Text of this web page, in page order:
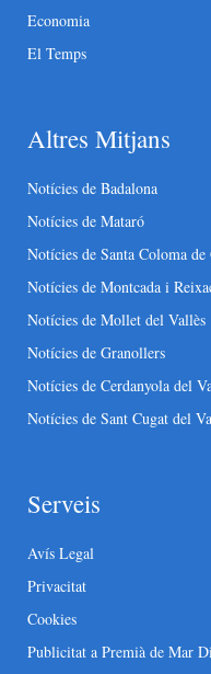
Economia
El Temps
Altres Mitjans
Notícies de Badalona
Notícies de Mataró
Notícies de Santa Coloma de
Notícies de Montcada i
Notícies de Mollet del Vallès
Notícies de Granollers
Notícies de Cerdanyola del
Notícies de Sant Cugat del
Serveis
Avís Legal
Privacitat
Cookies
Publicitat a Premià de Mar